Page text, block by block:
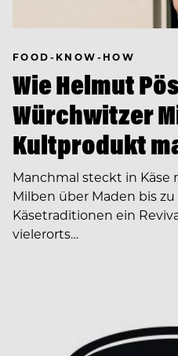
FOOD-KNOW-HOW
Wie Helmut
Würchwitzer
Kultprodukt
Manchmal steckt in Käse
Milben über Maden bis
Käsetraditionen ein
vielerorts…